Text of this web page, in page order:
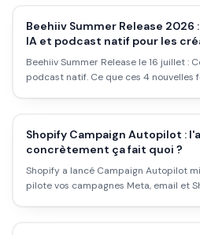
Beehiiv Summer Release
IA et podcast natif pour les
Beehiiv Summer Release le 16 juillet :
podcast natif. Ce que ces 4 nouvelles
Shopify Campaign Autopilot :
concrètement ça fait quoi ?
Shopify a lancé Campaign Autopilot
pilote vos campagnes Meta, email et